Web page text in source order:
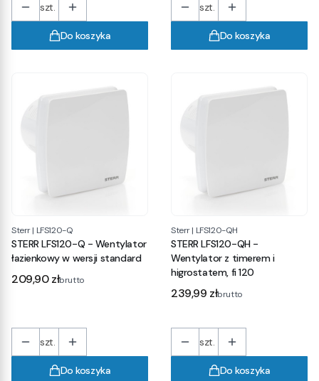
szt.
Do koszyka
szt.
Do koszyka
Sterr| LFS120-Q
STERR LFS120-Q - Wentylator
łazienkowy w wersji standard
Cena
209,90 złbrutto
szt.
Do koszyka
Sterr| LFS120-QH
STERR LFS120-QH -
Wentylator z timerem i
higrostatem, fi 120
Cena
239,99 złbrutto
szt.
Do koszyka